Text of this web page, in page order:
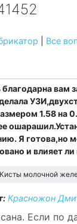
Все
вам
1.58 на
Я готова,но
и влияет
молочной
Красножон
Если по